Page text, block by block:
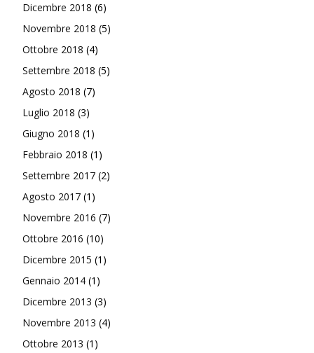
Dicembre 2018 (6)
Novembre 2018 (5)
Ottobre 2018 (4)
Settembre 2018 (5)
Agosto 2018 (7)
Luglio 2018 (3)
Giugno 2018 (1)
Febbraio 2018 (1)
Settembre 2017 (2)
Agosto 2017 (1)
Novembre 2016 (7)
Ottobre 2016 (10)
Dicembre 2015 (1)
Gennaio 2014 (1)
Dicembre 2013 (3)
Novembre 2013 (4)
Ottobre 2013 (1)